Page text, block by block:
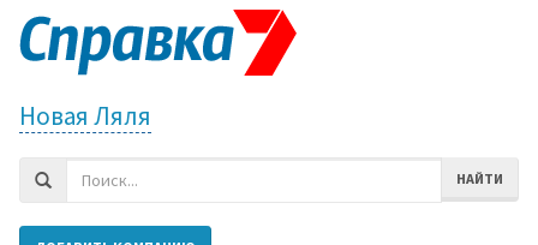
Новая Ляля
НАЙТИ